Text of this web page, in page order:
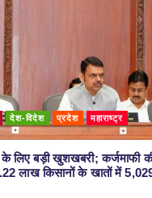
देश-विदेश प्रदेश महाराष्ट्र
के लिए बड़ी खुशखबरी; कर्जमाफी
लाख किसानों के खातों में